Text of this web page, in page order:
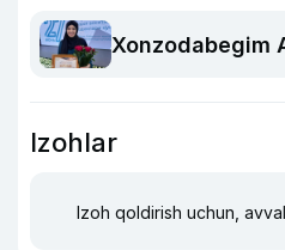
Xonzodabegim
Izohlar
Izoh qoldirish uchun, avval